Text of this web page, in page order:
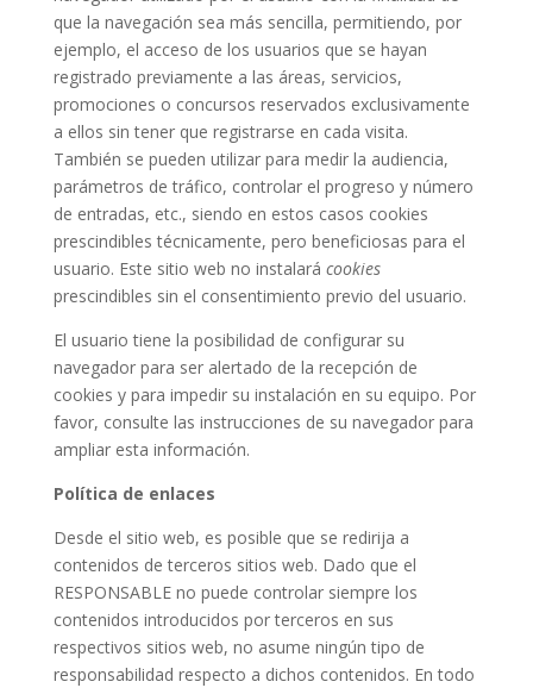
que la navegación sea más sencilla, permitiendo, por
ejemplo, el acceso de los usuarios que se hayan
registrado previamente a las áreas, servicios,
promociones o concursos reservados exclusivamente
a ellos sin tener que registrarse en cada visita.
También se pueden utilizar para medir la audiencia,
parámetros de tráfico, controlar el progreso y número
de entradas, etc., siendo en estos casos cookies
prescindibles técnicamente, pero beneficiosas para el
usuario. Este sitio web no instalará cookies
prescindibles sin el consentimiento previo del usuario.
El usuario tiene la posibilidad de configurar su
navegador para ser alertado de la recepción de
cookies y para impedir su instalación en su equipo. Por
favor, consulte las instrucciones de su navegador para
ampliar esta información.
Política de enlaces
Desde el sitio web, es posible que se redirija a
contenidos de terceros sitios web. Dado que el
RESPONSABLE no puede controlar siempre los
contenidos introducidos por terceros en sus
respectivos sitios web, no asume ningún tipo de
responsabilidad respecto a dichos contenidos. En todo